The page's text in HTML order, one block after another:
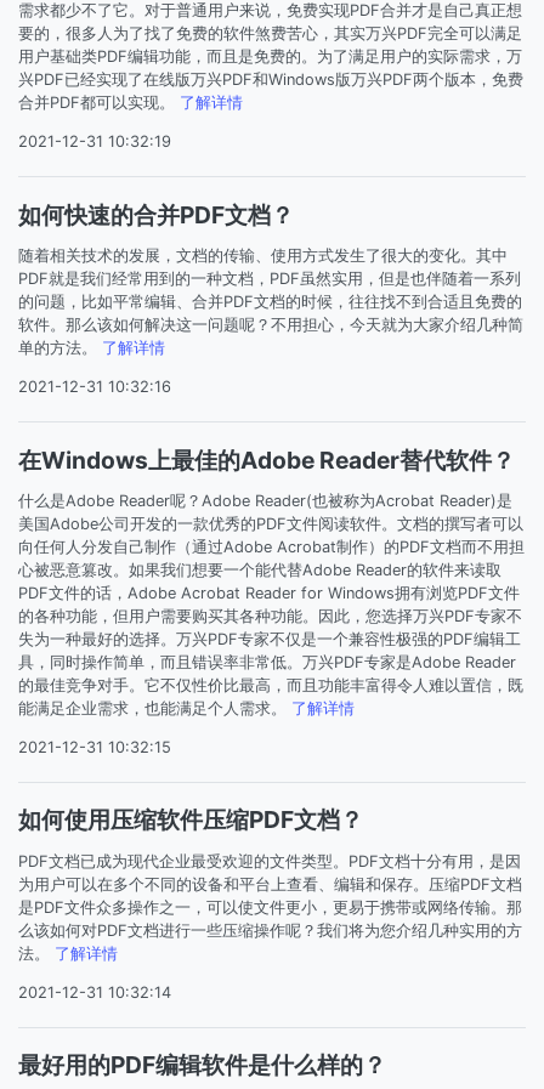
需求都少不了它。对于普通用户来说，免费实现PDF合并才是自己真正想
要的，很多人为了找了免费的软件煞费苦心，其实万兴PDF完全可以满足
用户基础类PDF编辑功能，而且是免费的。为了满足用户的实际需求，万
兴PDF已经实现了在线版万兴PDF和Windows版万兴PDF两个版本，免费
合并PDF都可以实现。 了解详情
2021-12-31 10:32:19
如何快速的合并PDF文档？
随着相关技术的发展，文档的传输、使用方式发生了很大的变化。其中
PDF就是我们经常用到的一种文档，PDF虽然实用，但是也伴随着一系列
的问题，比如平常编辑、合并PDF文档的时候，往往找不到合适且免费的
软件。那么该如何解决这一问题呢？不用担心，今天就为大家介绍几种简
单的方法。 了解详情
2021-12-31 10:32:16
在Windows上最佳的Adobe Reader替代软件？
什么是Adobe Reader呢？Adobe Reader(也被称为Acrobat Reader)是
美国Adobe公司开发的一款优秀的PDF文件阅读软件。文档的撰写者可以
向任何人分发自己制作（通过Adobe Acrobat制作）的PDF文档而不用担
心被恶意篡改。如果我们想要一个能代替Adobe Reader的软件来读取
PDF文件的话，Adobe Acrobat Reader for Windows拥有浏览PDF文件
的各种功能，但用户需要购买其各种功能。因此，您选择万兴PDF专家不
失为一种最好的选择。万兴PDF专家不仅是一个兼容性极强的PDF编辑工
具，同时操作简单，而且错误率非常低。万兴PDF专家是Adobe Reader
的最佳竞争对手。它不仅性价比最高，而且功能丰富得令人难以置信，既
能满足企业需求，也能满足个人需求。 了解详情
2021-12-31 10:32:15
如何使用压缩软件压缩PDF文档？
PDF文档已成为现代企业最受欢迎的文件类型。PDF文档十分有用，是因
为用户可以在多个不同的设备和平台上查看、编辑和保存。压缩PDF文档
是PDF文件众多操作之一，可以使文件更小，更易于携带或网络传输。那
么该如何对PDF文档进行一些压缩操作呢？我们将为您介绍几种实用的方
法。 了解详情
2021-12-31 10:32:14
最好用的PDF编辑软件是什么样的？